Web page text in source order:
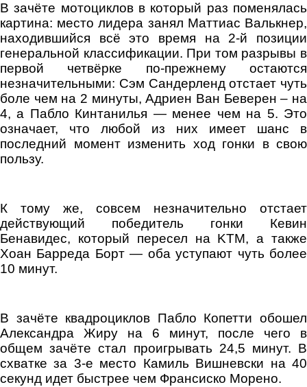
В зачёте мотоциклов в который раз поменялась
картина: место лидера занял Маттиас Валькнер,
находившийся всё это время на 2-й позиции
генеральной классификации. При том разрывы в
первой четвёрке по-прежнему остаются
незначительными: Сэм Сандерленд отстает чуть
боле чем на 2 минуты, Адриен Ван Беверен – на
4, а Пабло Кинтанилья — менее чем на 5. Это
означает, что любой из них имеет шанс в
последний момент изменить ход гонки в свою
пользу.
К тому же, совсем незначительно отстает
действующий победитель гонки Кевин
Бенавидес, который пересел на KTM, а также
Хоан Барреда Борт — оба уступают чуть более
10 минут.
В зачёте квадроциклов Пабло Копетти обошел
Александра Жиру на 6 минут, после чего в
общем зачёте стал проигрывать 24,5 минут. В
схватке за 3-е место Камиль Вишневски на 40
секунд идет быстрее чем Франсиско Морено.